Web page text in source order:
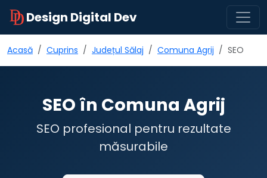
Design Digital Dev
Acasă Cuprins Județul Sălaj Comuna Agrij SEO
SEO în Comuna Agrij
SEO profesional pentru rezultate
măsurabile